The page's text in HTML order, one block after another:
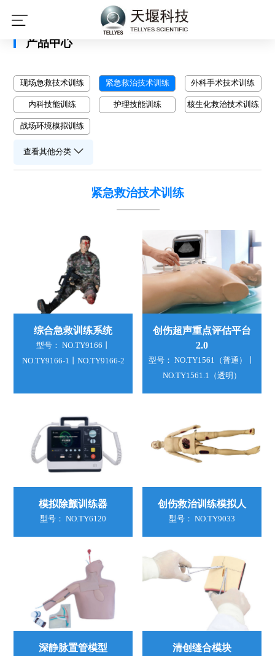
产品中心
现场急救技术训练 紧急救治技术训练 外科手术技术训练
内科技能训练 护理技能训练 核生化救治技术训练
战场环境模拟训练
查看其他分类
紧急救治技术训练
综合急救训练系统
型号： NO.TY9166丨
NO.TY9166-1丨NO.TY9166-2
创伤超声重点评估平台
2.0
型号： NO.TY1561（普通）丨
NO.TY1561.1（透明）
模拟除颤训练器
型号： NO.TY6120
创伤救治训练模拟人
型号： NO.TY9033
深静脉置管模型 清创缝合模块